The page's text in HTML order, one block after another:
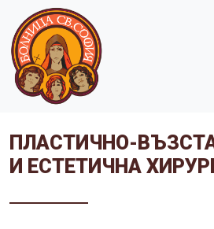
ПЛАСТИЧНО-
И ЕСТЕТИЧНА